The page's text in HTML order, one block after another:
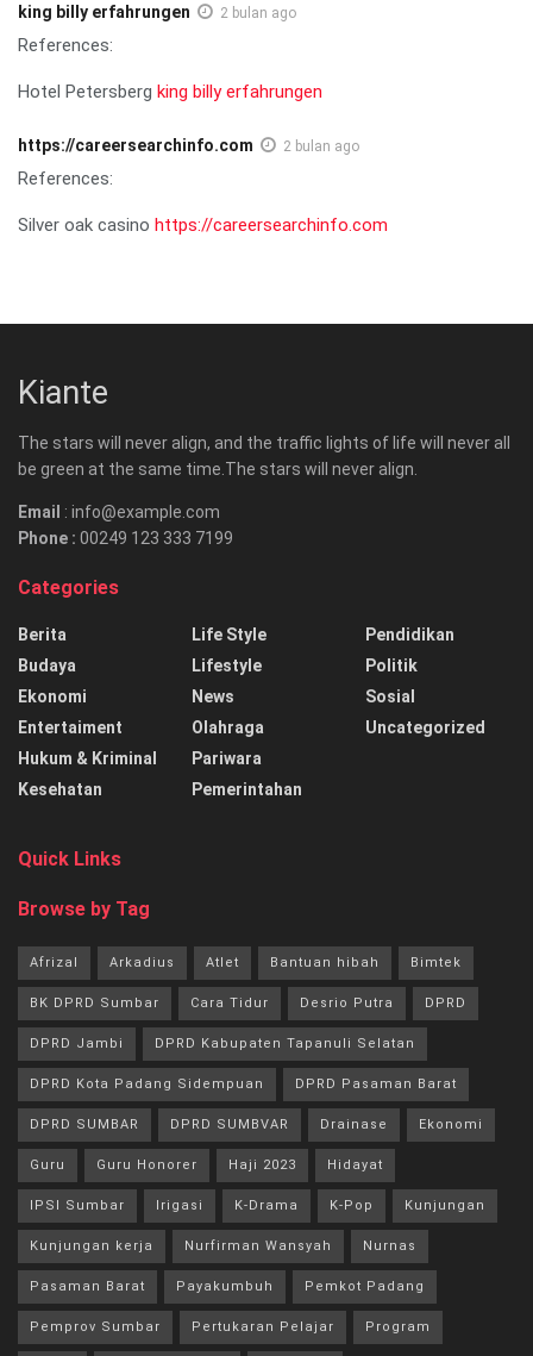
king billy erfahrungen 2 bulan ago
References:
Hotel Petersberg king billy erfahrungen
https://careersearchinfo.com 2 bulan ago
References:
Silver oak casino https://careersearchinfo.com
Kiante
The stars will never align, and the traffic lights of life will never all
be green at the same time.The stars will never align.
Email : info@example.com
Phone : 00249 123 333 7199
Categories
Berita
Budaya
Ekonomi
Entertaiment
Hukum & Kriminal
Kesehatan
Life Style
Lifestyle
News
Olahraga
Pariwara
Pemerintahan
Pendidikan
Politik
Sosial
Uncategorized
Quick Links
Browse by Tag
Afrizal Arkadius Atlet Bantuan hibah Bimtek
BK DPRD Sumbar Cara Tidur Desrio Putra DPRD
DPRD Jambi DPRD Kabupaten Tapanuli Selatan
DPRD Kota Padang Sidempuan DPRD Pasaman Barat
DPRD SUMBAR DPRD SUMBVAR Drainase Ekonomi
Guru Guru Honorer Haji 2023 Hidayat
IPSI Sumbar Irigasi K-Drama K-Pop Kunjungan
Kunjungan kerja Nurfirman Wansyah Nurnas
Pasaman Barat Payakumbuh Pemkot Padang
Pemprov Sumbar Pertukaran Pelajar Program